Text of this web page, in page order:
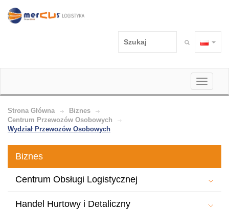
Toggle
Strona Główna
Biznes
Centrum Przewozów Osobowych
Wydział Przewozów Osobowych
Biznes
Centrum Obsługi Logistycznej
Handel Hurtowy i Detaliczny